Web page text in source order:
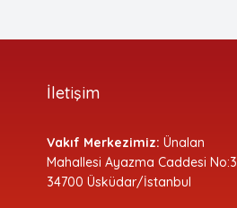
İletişim
Vakıf Merkezimiz: Ünalan
Mahallesi Ayazma Caddesi No:3
34700 Üsküdar/İstanbul